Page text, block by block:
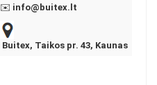
✉️ info@buitex.lt
Buitex, Taikos pr. 43, Kaunas